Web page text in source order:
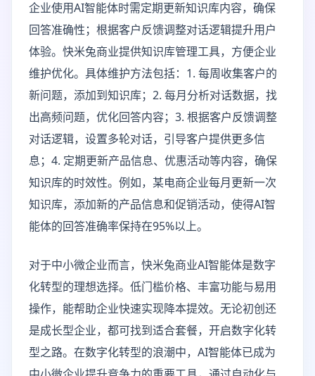
企业使用AI智能体时需定期更新知识库内容，确保
回答准确性；根据客户反馈调整对话逻辑提升用户
体验。快米兔商业提供知识库管理工具，方便企业
维护优化。具体维护方法包括：1. 每周收集客户的
新问题，添加到知识库；2. 每月分析对话数据，找
出高频问题，优化回答内容；3. 根据客户反馈调整
对话逻辑，设置多轮对话，引导客户提供更多信
息；4. 定期更新产品信息、优惠活动等内容，确保
知识库的时效性。例如，某电商企业每月更新一次
知识库，添加新的产品信息和促销活动，使得AI智
能体的回答准确率保持在95%以上。
对于中小微企业而言，快米兔商业AI智能体是数字
化转型的理想选择。低门槛价格、丰富功能与易用
操作，能帮助企业快速实现降本提效。无论初创还
是成长型企业，都可找到适合套餐，开启数字化转
型之路。在数字化转型的浪潮中，AI智能体已成为